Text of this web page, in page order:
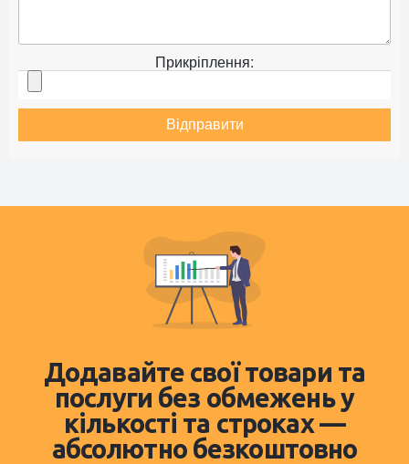
Прикріплення:
Відправити
Додавайте свої товари та
послуги без обмежень у
кількості та строках —
абсолютно безкоштовно